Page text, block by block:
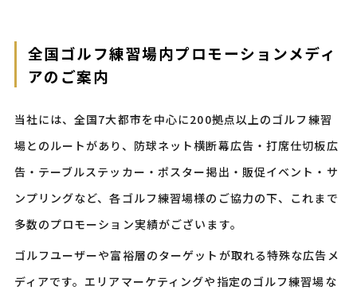
全国ゴルフ練習場内プロモーションメディ
アのご案内
当社には、全国7大都市を中心に200拠点以上のゴルフ練習
場とのルートがあり、防球ネット横断幕広告・打席仕切板広
告・テーブルステッカー・ポスター掲出・販促イベント・サ
ンプリングなど、各ゴルフ練習場様のご協力の下、これまで
多数のプロモーション実績がございます。
ゴルフユーザーや富裕層のターゲットが取れる特殊な広告メ
ディアです。エリアマーケティングや指定のゴルフ練習場な